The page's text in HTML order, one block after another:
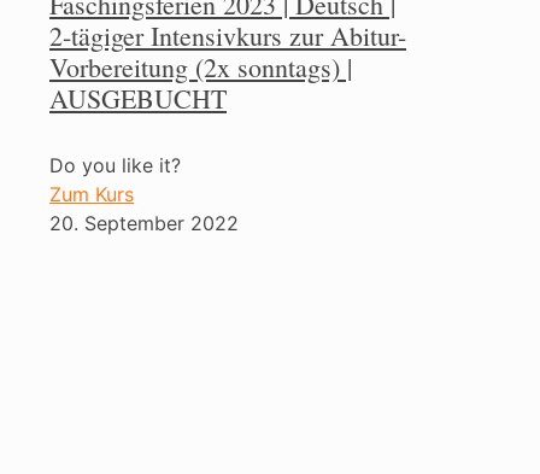
2-tägiger Intensivkurs zur Abitur-
Vorbereitung (2x sonntags) |
AUSGEBUCHT
Do you like it?
Zum Kurs
20. September 2022